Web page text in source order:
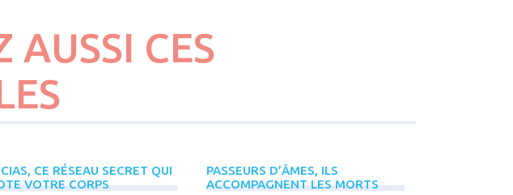
D'ÉVÈNEMENTS
AUSSI CES
CE RÉSEAU SECRET QUI
VOTRE CORPS
PASSEURS D’ÂMES, ILS
ACCOMPAGNENT LES MORTS